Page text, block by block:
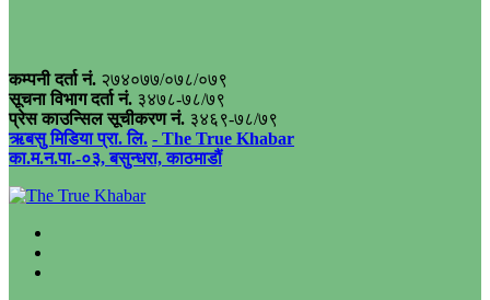
कम्पनी दर्ता नं. २७४०७७/०७८/०७९
सूचना विभाग दर्ता नं. ३४७८-७८/७९
प्रेस काउन्सिल सूचीकरण नं. ३४६९-७८/७९
ऋबसु मिडिया प्रा. लि. - The True Khabar
का.म.न.पा.-०३, बसुन्धरा, काठमाडौं